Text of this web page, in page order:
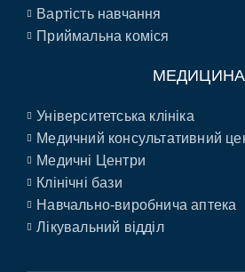
Вартість навчання
Приймальна коміся
МЕДИЦИНА
Університетська клініка
Медичний консультативний
Медичні Центри
Клінічні бази
Навчально-виробнича аптека
Лікувальний відділ